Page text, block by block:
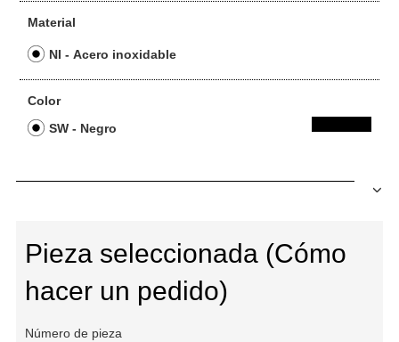
Material
NI - Acero inoxidable
Color
SW - Negro
Pieza seleccionada (Cómo
hacer un pedido)
Número de pieza